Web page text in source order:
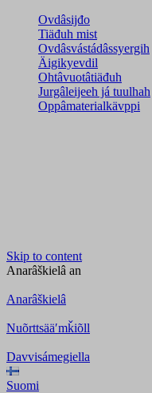
Ovdâsijđo
Tiäđuh mist
Ovdâsvástádâssyergih
Äigikyevdil
Ohtâvuotâtiäđuh
Jurgâleijeeh já tuulhah
Oppâmaterialkävppi
Skip to content
Anarâškielâ an
Anarâškielâ
Nuõrttsääʹmǩiõll
Davvisámegiella
Suomi